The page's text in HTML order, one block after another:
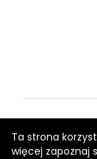
Ta strona
więcej zapoznaj